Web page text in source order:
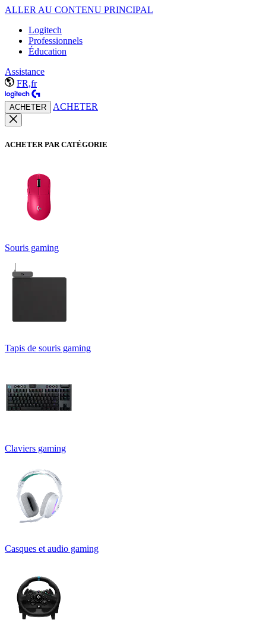
ALLER AU CONTENU PRINCIPAL
Logitech
Professionnels
Éducation
Assistance
FR,fr
ACHETER ACHETER
ACHETER PAR CATÉGORIE
Souris gaming
Tapis de souris gaming
Claviers gaming
Casques et audio gaming